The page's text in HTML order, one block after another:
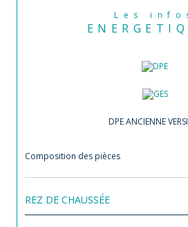
Les
DPE ANCIENNE
Composition des pièces
REZ DE CHAUSSÉE